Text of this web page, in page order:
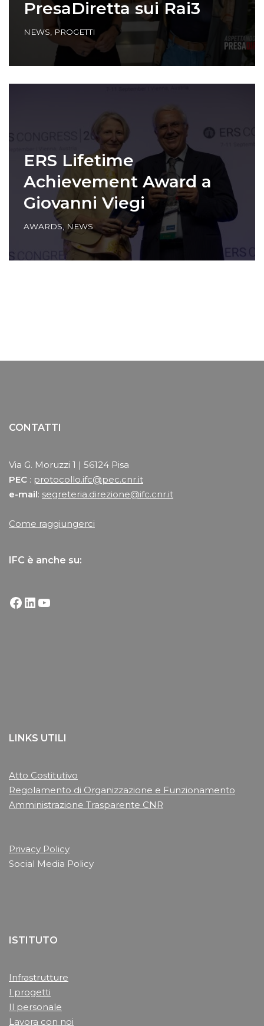
PresaDiretta sui Rai3
NEWS, PROGETTI
ERS Lifetime
Achievement Award a
Giovanni Viegi
AWARDS, NEWS
CONTATTI
Via G. Moruzzi 1 | 56124 Pisa
PEC : protocollo.ifc@pec.cnr.it
e-mail: segreteria.direzione@ifc.cnr.it
Come raggiungerci
IFC è anche su:
LINKS UTILI
Atto Costitutivo
Regolamento di Organizzazione e Funzionamento
Amministrazione Trasparente CNR
Privacy Policy
Social Media Policy
ISTITUTO
Infrastrutture
I progetti
Il personale
Lavora con noi